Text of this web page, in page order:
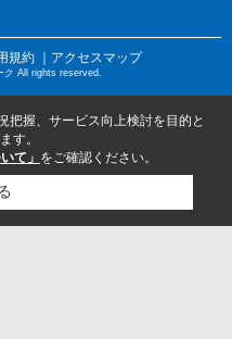
規約 ｜アクセスマップ
All rights reserved.
把握、サービス向上検討を目的と
す。
て」 をご確認ください。